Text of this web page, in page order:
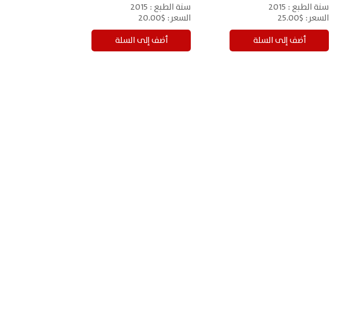
سنة الطبع : 2015
السعر: $25.00
سنة الطبع : 2015
السعر: $20.00